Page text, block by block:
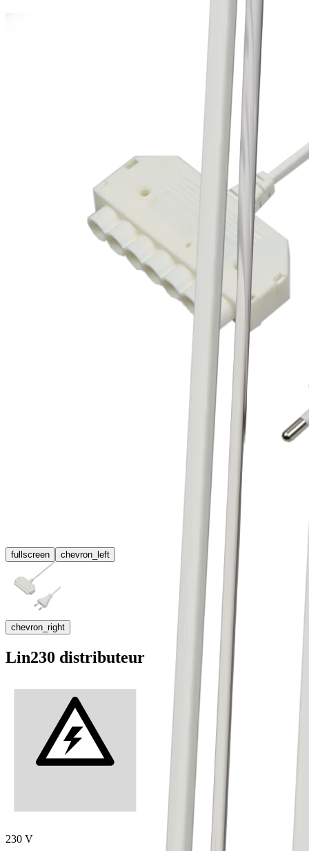
fullscreen chevron_left
chevron_right
Lin230 distributeur
230 V